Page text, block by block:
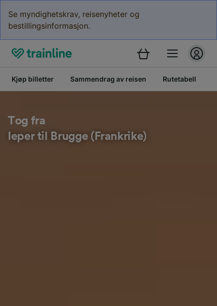
Se myndighetskrav, reisenyheter og
bestillingsinformasjon.
Kjøp billetter Sammendrag av reisen Rutetabell
Tog fra
Ieper til Brugge (Frankrike)